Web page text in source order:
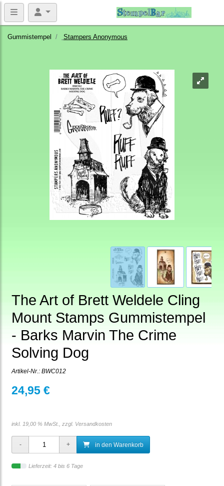
Gummistempel Stampers Anonymous
The Art of Brett Weldele Cling
Mount Stamps Gummistempel
- Barks Marvin The Crime
Solving Dog
Artikel-Nr.: BWC012
24,95 €
inkl. 19,00 % MwSt., zzgl. Versandkosten
in den Warenkorb
Lieferzeit: 4 bis 6 Tage